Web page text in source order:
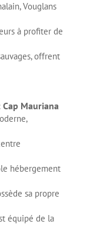
Vouglans
à profiter de
offrent
Mauriana
hébergement
sa propre
équipé de la